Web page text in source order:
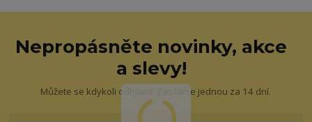
Nepropásněte novinky, akce
a slevy!
Můžete se kdykoli odhlásit. Zasíláme jednou za 14 dní.